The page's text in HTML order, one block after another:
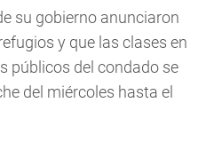
su gobierno anunciaron
y que las clases en
públicos del condado se
del miércoles hasta el